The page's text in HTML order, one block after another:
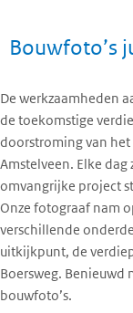
Bouwfoto’s
De werkzaamheden
de toekomstige
doorstroming van
Amstelveen. Elke
omvangrijke project
Onze fotograaf nam
verschillende
uitkijkpunt, de
Boersweg. Benieuwd
bouwfoto’s.